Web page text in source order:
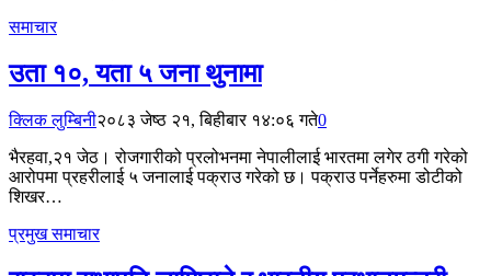
समाचार
उता १०, यता ५ जना थुनामा
क्लिक लुम्बिनी२०८३ जेष्ठ २१, बिहीबार १४:०६ गते0
भैरहवा,२१ जेठ। रोजगारीको प्रलोभनमा नेपालीलाई भारतमा लगेर ठगी गरेको
आरोपमा प्रहरीलाई ५ जनालाई पक्राउ गरेको छ। पक्राउ पर्नेहरुमा डोटीको
शिखर…
प्रमुख समाचार